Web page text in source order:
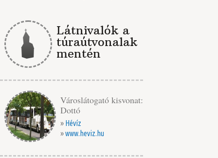
Látnivalók a
túraútvonalak
mentén
Városlátogató kisvonat:
Dottó
» Hévíz
»www.heviz.hu